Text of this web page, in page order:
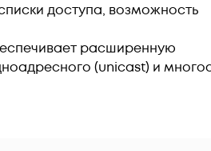
доступа, возможность
расширенную
(unicast) и